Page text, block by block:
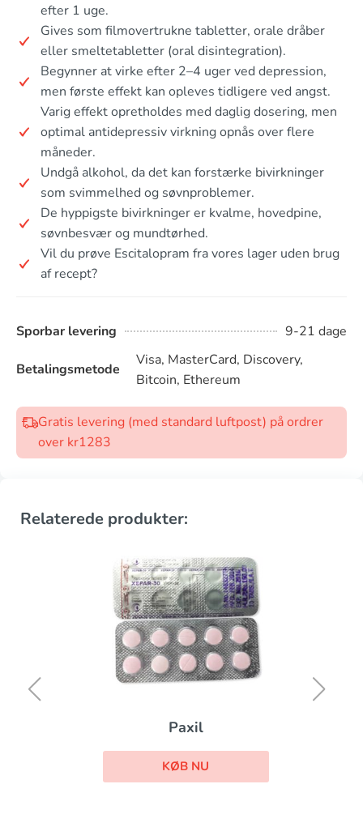
efter 1 uge.
Gives som filmovertrukne tabletter, orale dråber
eller smeltetabletter (oral disintegration).
Begynner at virke efter 2–4 uger ved depression,
men første effekt kan opleves tidligere ved angst.
Varig effekt opretholdes med daglig dosering, men
optimal antidepressiv virkning opnås over flere
måneder.
Undgå alkohol, da det kan forstærke bivirkninger
som svimmelhed og søvnproblemer.
De hyppigste bivirkninger er kvalme, hovedpine,
søvnbesvær og mundtørhed.
Vil du prøve Escitalopram fra vores lager uden brug
af recept?
Sporbar levering 9-21 dage
Betalingsmetode
Visa, MasterCard, Discovery,
Bitcoin, Ethereum
Gratis levering (med standard luftpost) på ordrer
over kr1283
Relaterede produkter:
Paxil
KØB NU